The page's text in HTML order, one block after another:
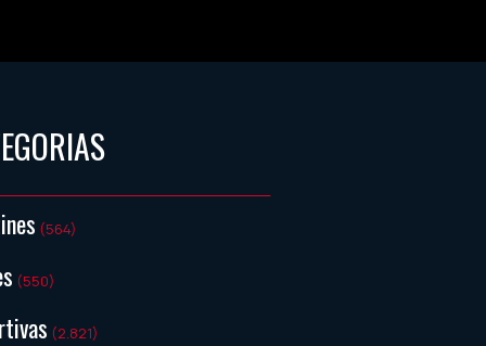
(564)
(550)
(2.821)